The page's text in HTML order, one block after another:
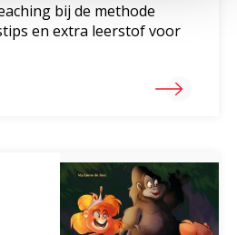
bij de methode
en extra leerstof voor